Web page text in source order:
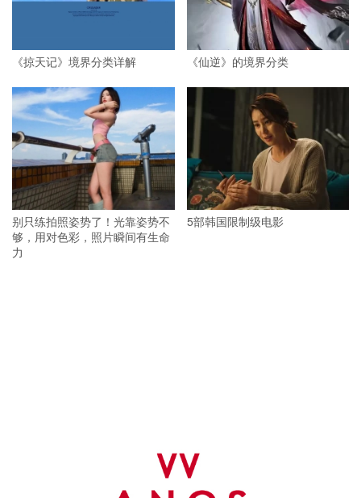
《掠天记》境界分类详解 《仙逆》的境界分类
别只练拍照姿势了！光靠姿势不
够，用对色彩，照片瞬间有生命
力
5部韩国限制级电影